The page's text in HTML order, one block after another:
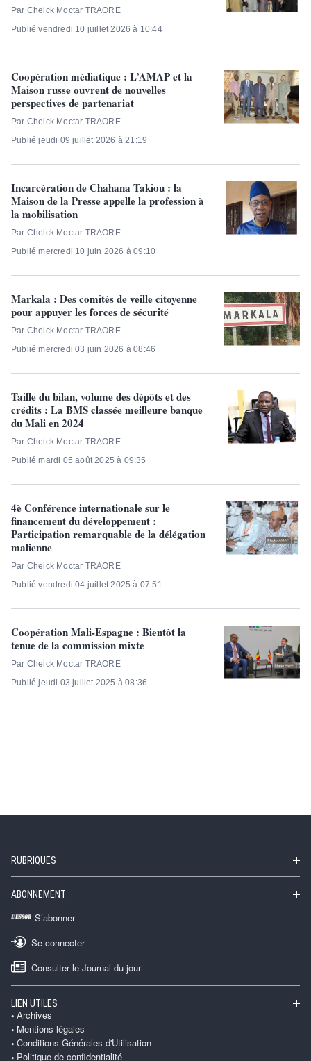
Par Cheick Moctar TRAORE
Publié vendredi 10 juillet 2026 à 10:44
Coopération médiatique : L’AMAP et la
Maison russe ouvrent de nouvelles
perspectives de partenariat
Par Cheick Moctar TRAORE
Publié jeudi 09 juillet 2026 à 21:19
Incarcération de Chahana Takiou : la
Maison de la Presse appelle la profession à
la mobilisation
Par Cheick Moctar TRAORE
Publié mercredi 10 juin 2026 à 09:10
Markala : Des comités de veille citoyenne
pour appuyer les forces de sécurité
Par Cheick Moctar TRAORE
Publié mercredi 03 juin 2026 à 08:46
Taille du bilan, volume des dépôts et des
crédits : La BMS classée meilleure banque
du Mali en 2024
Par Cheick Moctar TRAORE
Publié mardi 05 août 2025 à 09:35
4è Conférence internationale sur le
financement du développement :
Participation remarquable de la délégation
malienne
Par Cheick Moctar TRAORE
Publié vendredi 04 juillet 2025 à 07:51
Coopération Mali-Espagne : Bientôt la
tenue de la commission mixte
Par Cheick Moctar TRAORE
Publié jeudi 03 juillet 2025 à 08:36
RUBRIQUES
ABONNEMENT
S’abonner
Se connecter
Consulter le Journal du jour
LIEN UTILES
Archives
Mentions légales
Conditions Générales d'Utilisation
Politique de confidentialité